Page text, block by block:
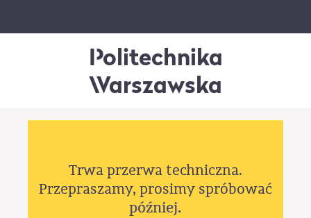
Politechnika
Warszawska
Trwa przerwa techniczna.
Przepraszamy, prosimy spróbować
później.